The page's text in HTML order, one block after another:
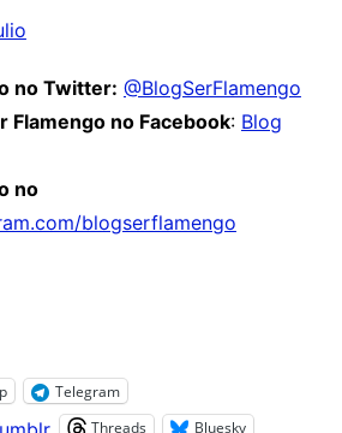
no Twitter: @BlogSerFlamengo
Flamengo no Facebook: Blog
no
blogserflamengo
Telegram
Threads Bluesky